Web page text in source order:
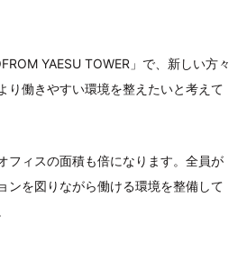
YAESU TOWER」で、新しい方々
り働きやすい環境を整えたいと考えて
フィスの面積も倍になります。全員が
ンを図りながら働ける環境を整備して